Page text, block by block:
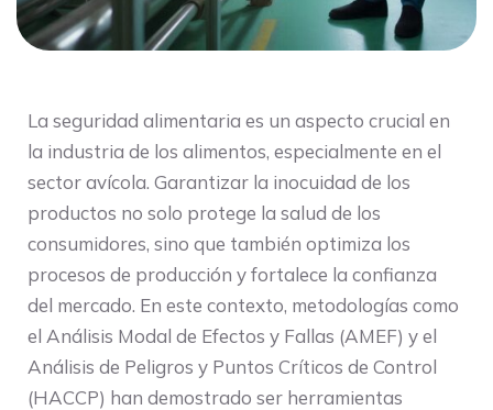
La seguridad alimentaria es un aspecto crucial en
la industria de los alimentos, especialmente en el
sector avícola. Garantizar la inocuidad de los
productos no solo protege la salud de los
consumidores, sino que también optimiza los
procesos de producción y fortalece la confianza
del mercado. En este contexto, metodologías como
el Análisis Modal de Efectos y Fallas (AMEF) y el
Análisis de Peligros y Puntos Críticos de Control
(HACCP) han demostrado ser herramientas